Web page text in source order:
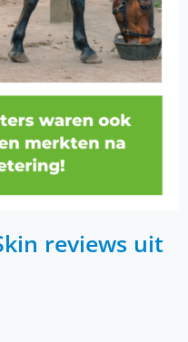
reviews uit